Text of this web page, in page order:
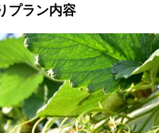
プラン内容